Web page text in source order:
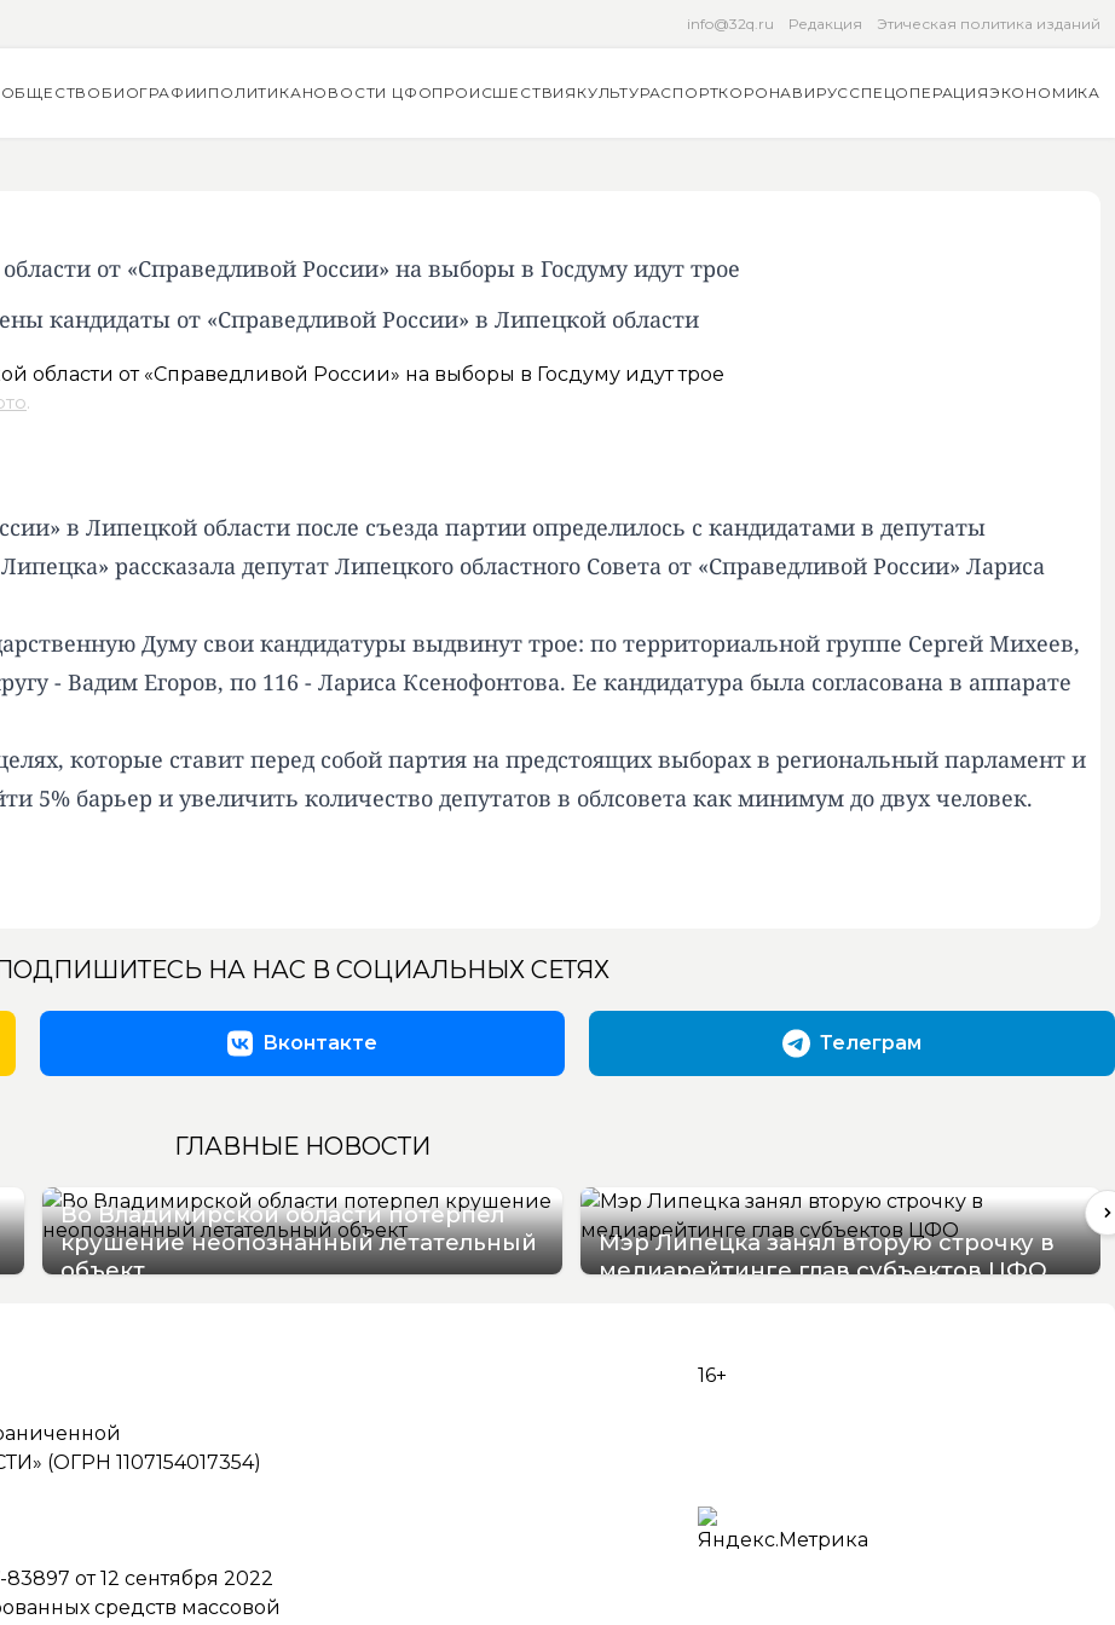
info@32q.ru Редакция Этическая политика изданий
ОБЩЕСТВО БИОГРАФИИ ПОЛИТИКАНОВОСТИ ЦФОПРОИСШЕСТВИЯ КУЛЬТУРАСПОРТКОРОНАВИРУССПЕЦОПЕРАЦИЯЭКОНОМИКА
от «Справедливой России» на выборы в Госдуму идут трое
кандидаты от «Справедливой России» в Липецкой области
.
в Липецкой области после съезда партии определилось с кандидатами в депутаты
рассказала депутат Липецкого областного Совета от «Справедливой России» Лариса
Думу свои кандидатуры выдвинут трое: по территориальной группе Сергей Михеев,
- Вадим Егоров, по 116 - Лариса Ксенофонтова. Ее кандидатура была согласована в аппарате
которые ставит перед собой партия на предстоящих выборах в региональный парламент и
5% барьер и увеличить количество депутатов в облсовета как минимум до двух человек.
НА НАС В СОЦИАЛЬНЫХ СЕТЯХ
Вконтакте Телеграм
ГЛАВНЫЕ НОВОСТИ
Во Владимирской области потерпел
крушение неопознанный летательный
объект
Мэр Липецка занял вторую строчку в
медиарейтинге глав субъектов ЦФО
(ОГРН 1107154017354)
от 12 сентября 2022
средств массовой
16+